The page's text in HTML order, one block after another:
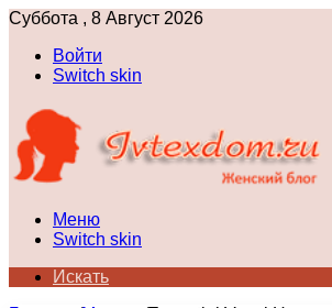
Суббота , 8 Август 2026
Войти
Switch skin
Меню
Switch skin
Искать